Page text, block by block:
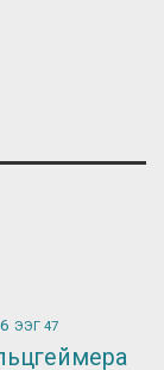
ЭЭГ 47